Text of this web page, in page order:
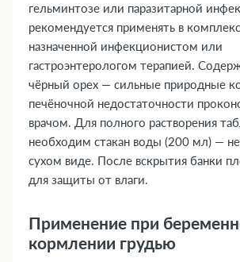
гельминтозе или паразитарной
рекомендуется применять в
назначенной инфекционистом или
гастроэнтерологом терапией.
чёрный орех — сильные природные
печёночной недостаточности
врачом. Для полного растворения
необходим стакан воды (200 мл) —
сухом виде. После вскрытия банки
для защиты от влаги.
Применение при
кормлении грудью